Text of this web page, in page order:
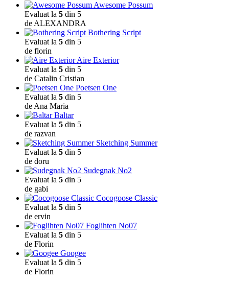
Awesome Possum
Evaluat la 5 din 5
de ALEXANDRA
Bothering Script
Evaluat la 5 din 5
de florin
Aire Exterior
Evaluat la 5 din 5
de Catalin Cristian
Poetsen One
Evaluat la 5 din 5
de Ana Maria
Baltar
Evaluat la 5 din 5
de razvan
Sketching Summer
Evaluat la 5 din 5
de doru
Sudegnak No2
Evaluat la 5 din 5
de gabi
Cocogoose Classic
Evaluat la 5 din 5
de ervin
Foglihten No07
Evaluat la 5 din 5
de Florin
Googee
Evaluat la 5 din 5
de Florin